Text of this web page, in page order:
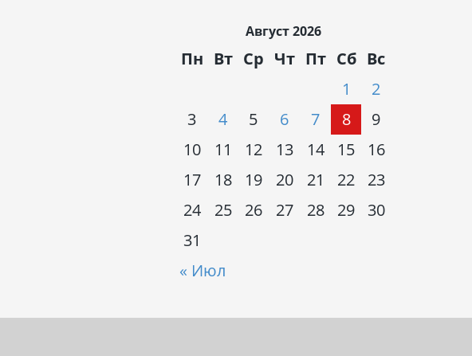
Август 2026
Пн Вт Ср Чт Пт Сб Вс
« Июл
1
2
3
4 5 6 7 8
9
10
11 12 13 14 15
16
17
18 19 20 21 22
23
24
25 26 27 28 29
30
31